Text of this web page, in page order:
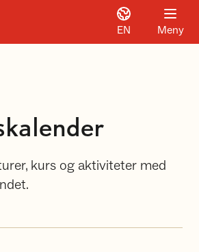
EN Meny
kurs og aktiviteter med